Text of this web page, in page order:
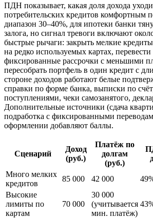
ПДН показывает, какая доля дохода
потребительских кредитов комфортным
диапазон 30–40%, для ипотеки банки
залога, но сигнал тревоги включают
быстрые рычаги: закрыть мелкие
на редко используемых картах,
фиксированные рассрочки с меньшими
пересобрать портфель в один кредит с
стороне доходов работают белые
справки по форме банка, выписки по
поступлениями, чеки самозанятого,
Дополнительные источники (сдача
подработка с фиксированными
оформлении добавляют баллы.
Сценарий
Доход
(руб.)
Платёж по
долгам
(руб.)
Много мелких
кредитов
85 000 42 000
Высокие
лимиты по
картам
70 000
30 000
(учитывается
мин. платёж)